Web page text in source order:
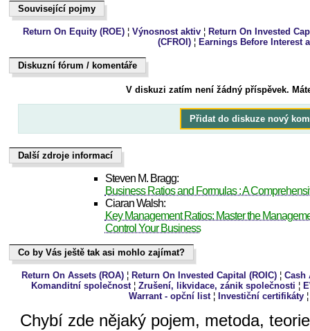
Související pojmy
Související pojmy
Return On Equity (ROE) ¦ Výnosnost aktiv ¦ Return On Invested
(CFROI) ¦ Earnings Before Interest
Diskuzní fórum / komentáře
Dukiszín fmóur / kteoeřnám
V diskuzi zatím není žádný příspěvek.
Přidat do diskuze nový
Další zdroje informací
Další zdroje informací
Steven M. Bragg:
Business Ratios and Formulas : A
Ciaran Walsh:
Key Management Ratios: Master the
Control Your Business
Co by Vás ještě tak asi mohlo zajímat?
Co by Vás ještě tak asi mohlo zajímat?
Return On Assets (ROA)¦ Return On Invested Capital (ROIC)¦ Cash
Komanditní společnost¦ Zrušení, likvidace, zánik společnosti ¦
Warrant - opční list ¦ Investiční certifikáty
Chybí zde nějaký pojem, metoda,